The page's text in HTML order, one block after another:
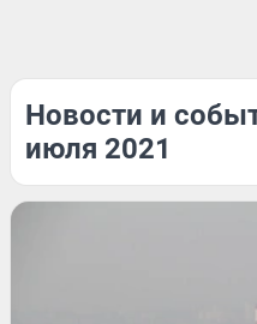
Новости и
июля 2021